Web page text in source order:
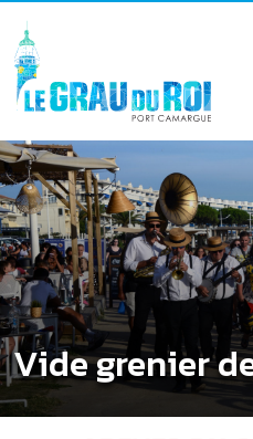
Vide grenier